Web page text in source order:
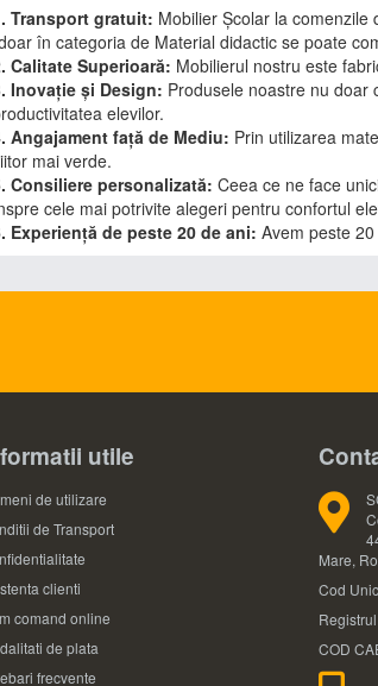
Transport gratuit: Mobilier Școlar la comenzile
în categoria de Material didactic se poate
Calitate Superioară: Mobilierul nostru este
Inovație și Design: Produsele noastre nu doar
elevilor.
Angajament față de Mediu: Prin utilizarea
mai verde.
Consiliere personalizată: Ceea ce ne face
cele mai potrivite alegeri pentru confortul
Experiență de peste 20 de ani: Avem peste
utile
de utilizare
de Transport
clienti
comand online
de plata
frecvente
Mare,
Cod
COD